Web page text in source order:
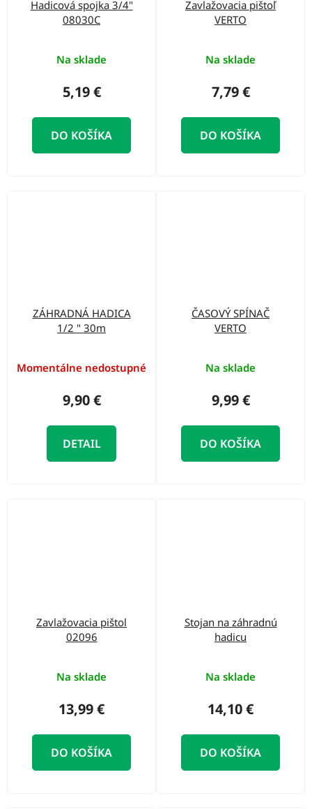
Hadicová spojka 3/4"
08030C
Na sklade
5,19 €
DO KOŠÍKA
Zavlažovacia pištoľ
VERTO
Na sklade
7,79 €
DO KOŠÍKA
ZÁHRADNÁ HADICA
1/2 " 30m
Momentálne nedostupné
9,90 €
DETAIL
ČASOVÝ SPÍNAČ
VERTO
Na sklade
9,99 €
DO KOŠÍKA
Zavlažovacia pištol
02096
Na sklade
13,99 €
DO KOŠÍKA
Stojan na záhradnú
hadicu
Na sklade
14,10 €
DO KOŠÍKA